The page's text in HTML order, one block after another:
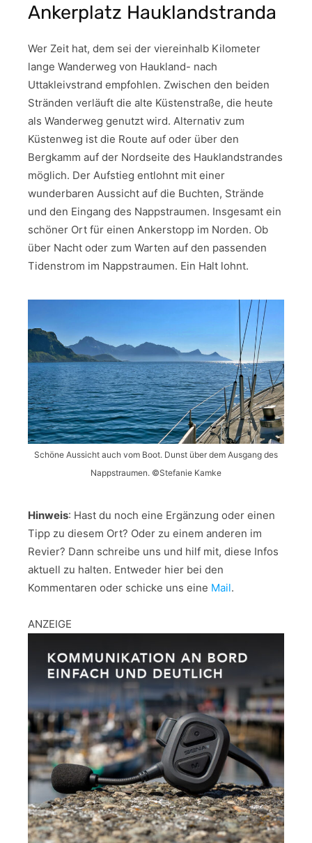
Ankerplatz Hauklandstranda
Wer Zeit hat, dem sei der viereinhalb Kilometer
lange Wanderweg von Haukland- nach
Uttakleivstrand empfohlen. Zwischen den beiden
Stränden verläuft die alte Küstenstraße, die heute
als Wanderweg genutzt wird. Alternativ zum
Küstenweg ist die Route auf oder über den
Bergkamm auf der Nordseite des Hauklandstrandes
möglich. Der Aufstieg entlohnt mit einer
wunderbaren Aussicht auf die Buchten, Strände
und den Eingang des Nappstraumen. Insgesamt ein
schöner Ort für einen Ankerstopp im Norden. Ob
über Nacht oder zum Warten auf den passenden
Tidenstrom im Nappstraumen. Ein Halt lohnt.
Schöne Aussicht auch vom Boot. Dunst über dem Ausgang des
Nappstraumen. ©Stefanie Kamke
Hinweis: Hast du noch eine Ergänzung oder einen
Tipp zu diesem Ort? Oder zu einem anderen im
Revier? Dann schreibe uns und hilf mit, diese Infos
aktuell zu halten. Entweder hier bei den
Kommentaren oder schicke uns eine Mail.
ANZEIGE